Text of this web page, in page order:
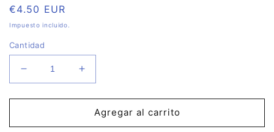
Precio
habitual
€4.50 EUR
Impuesto incluido.
Cantidad
Reducir
cantidad
para
Euro
Aumentar
cantidad
para
Billete
Euro
Agregar al carrito